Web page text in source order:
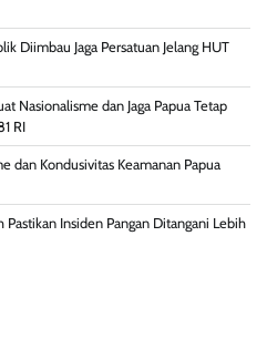
Diimbau Jaga Persatuan Jelang HUT
Nasionalisme dan Jaga Papua Tetap
RI
dan Kondusivitas Keamanan Papua
Insiden Pangan Ditangani Lebih